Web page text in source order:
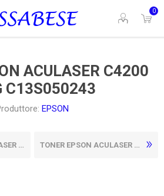
0
ACULASER C4200
C13S050243
EPSON
TONER EPSON ACULASER C4200 NER C13S050245